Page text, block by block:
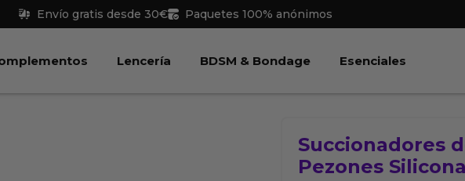
Envío gratis desde 30€ Paquetes 100% anónimos
Juguetes Abrir Complementos
Lencería Abrir Lencería
BDSM & Bondage Abrir BDSM & Bondage
Esenciales
Succionadores
Pezones